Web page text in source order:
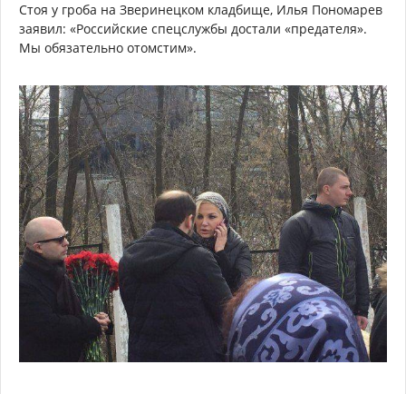
Стоя у гроба на Зверинецком кладбище, Илья Пономарев
заявил: «Российские спецслужбы достали «предателя».
Мы обязательно отомстим».